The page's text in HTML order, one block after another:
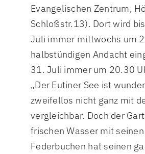
Evangelischen Zentrum,
Schloßstr.13). Dort wird
Juli immer mittwochs um
halbstündigen Andacht
31. Juli immer um 20.30
„Der Eutiner See ist
zweifellos nicht ganz mit
vergleichbar. Doch der
frischen Wasser mit
Federbuchen hat seinen